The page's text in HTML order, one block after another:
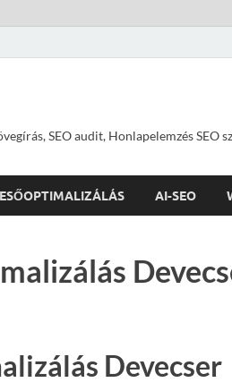
SEO audit, Honlapelemzés SEO
AI-SEO
Devecser